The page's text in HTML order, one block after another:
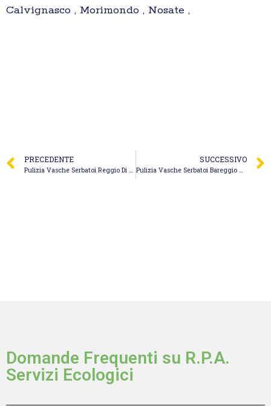
Calvignasco , Morimondo , Nosate ,
PRECEDENTE
Pulizia Vasche Serbatoi Reggio Di Calabria – Autospurgo Cama Giogio Pronto Intervento
SUCCESSIVO
Pulizia Vasche Serbatoi Bareggio – La Sedrianese Spurghi
Domande Frequenti su R.P.A.
Servizi Ecologici